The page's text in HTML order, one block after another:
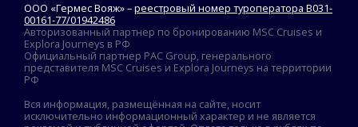
ООО «Гермес Вояж» –реестровый номер туроператора В031-
00161-77/01942486
Авторизованный партнер по бронированию MSC Cruises и
Explora Journeys в РФ
Официальный партнер PAC Group, генерального
представителя MSC Cruises и Explora Journeys на территории
РФ
Вся информация, размещённая на сайте, носит
исключительно информационный характер и не является